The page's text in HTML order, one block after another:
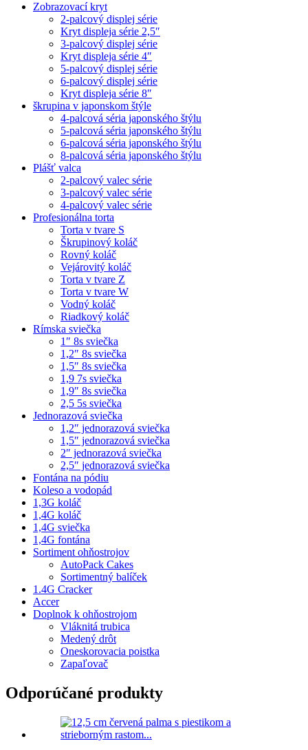
Zobrazovací kryt
2-palcový displej série
Kryt displeja série 2,5″
3-palcový displej série
Kryt displeja série 4″
5-palcový displej série
6-palcový displej série
Kryt displeja série 8″
škrupina v japonskom štýle
4-palcová séria japonského štýlu
5-palcová séria japonského štýlu
6-palcová séria japonského štýlu
8-palcová séria japonského štýlu
Plášť valca
2-palcový valec série
3-palcový valec série
4-palcový valec série
Profesionálna torta
Torta v tvare S
Škrupinový koláč
Rovný koláč
Vejárovitý koláč
Torta v tvare Z
Torta v tvare W
Vodný koláč
Riadkový koláč
Rímska sviečka
1″ 8s sviečka
1,2″ 8s sviečka
1,5″ 8s sviečka
1,9 7s sviečka
1,9″ 8s sviečka
2,5 5s sviečka
Jednorazová sviečka
1,2″ jednorazová sviečka
1,5″ jednorazová sviečka
2″ jednorazová sviečka
2,5″ jednorazová sviečka
Fontána na pódiu
Koleso a vodopád
1,3G koláč
1,4G koláč
1,4G sviečka
1,4G fontána
Sortiment ohňostrojov
AutoPack Cakes
Sortimentný balíček
1.4G Cracker
Accer
Doplnok k ohňostrojom
Vláknitá trubica
Medený drôt
Oneskorovacia poistka
Zapaľovač
Odporúčané produkty